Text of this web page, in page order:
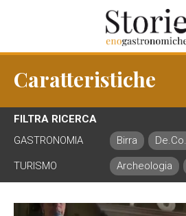
Caratteristiche
FILTRA RICERCA
GASTRONOMIA
Birra De.Co.
TURISMO Archeologia